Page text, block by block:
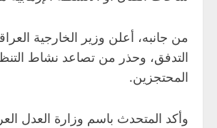
من جانبه، أعلن وزير الخارجية
التدفق، وحذر من تصاعد نشاط
المحتجزين.
وأكد المتحدث باسم وزارة العدل